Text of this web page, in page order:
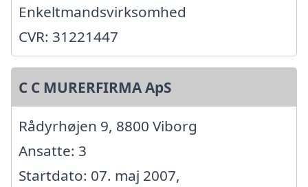
Enkeltmandsvirksomhed
CVR: 31221447
C C MURERFIRMA ApS
Rådyrhøjen 9, 8800 Viborg
Ansatte: 3
Startdato: 07. maj 2007,